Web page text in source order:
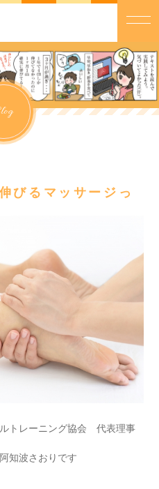
びるマッサージっ
トレーニング協会 代表理事
知波さおりです